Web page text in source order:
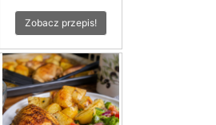
Zobacz przepis!